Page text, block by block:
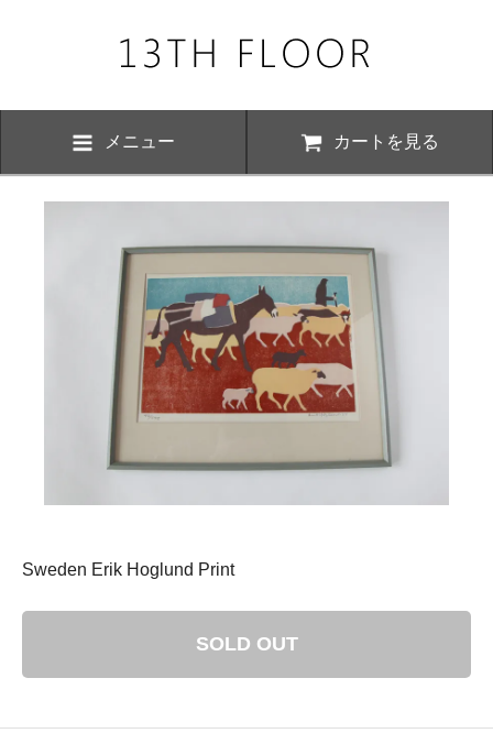
メニュー カートを見る
Sweden Erik Hoglund Print
SOLD OUT
下記の期間につきまして夏季休業とさせていただきます。 期間中は
ただけますが、ご対応が8月17日以降にさせていただく場合がござい
かけ致しますが、何卒ご了承くださいますよう お願い申し上げます
平成29年8月11日（金）－ 8月16日（水）
ホーム＆インテリア